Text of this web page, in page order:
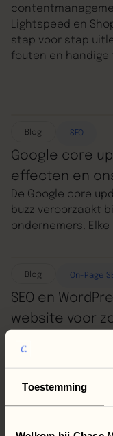
Toestemming
Lightspeed en
stap voor stap
fouten en handige
Blog SEO
Google core
effecten en
De Google core
buzz veroorzaakt
ondernemers.
daarom cruciaal
inhoudt en hoe je
Blog On-Page
SEO en
website voor
en WordPress,
je website kunt
zo je online